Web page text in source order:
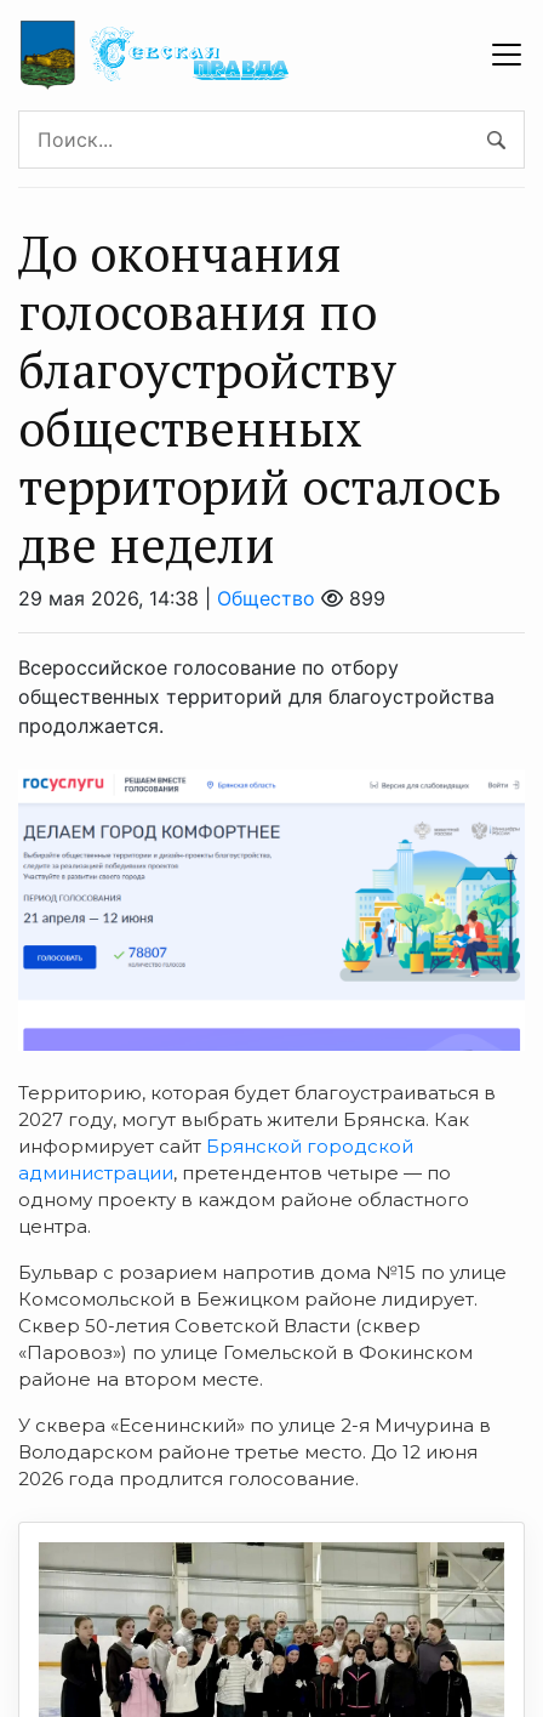
До окончания
голосования по
благоустройству
общественных
территорий осталось
две недели
29 мая 2026, 14:38 | Общество 899
Всероссийское голосование по отбору
общественных территорий для благоустройства
продолжается.
Территорию, которая будет благоустраиваться в
2027 году, могут выбрать жители Брянска. Как
информирует сайт Брянской городской
администрации, претендентов четыре — по
одному проекту в каждом районе областного
центра.
Бульвар с розарием напротив дома №15 по улице
Комсомольской в Бежицком районе лидирует.
Сквер 50-летия Советской Власти (сквер
«Паровоз») по улице Гомельской в Фокинском
районе на втором месте.
У сквера «Есенинский» по улице 2-я Мичурина в
Володарском районе третье место. До 12 июня
2026 года продлится голосование.